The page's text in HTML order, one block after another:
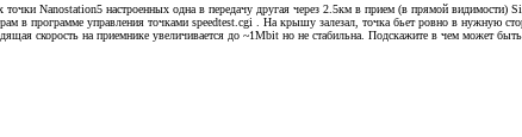
точки Nanostation5 настроенных одна в передачу другая через 2.5км в прием (в прямой
в программе управления точками speedtest.cgi . На крышу залезал, точка бьет ровно в нужную
скорость на приемнике увеличивается до ~1Mbit но не стабильна. Подскажите в чем может